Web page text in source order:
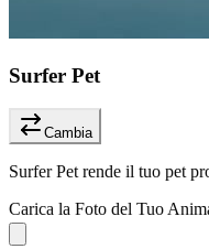
Surfer Pet
Cambia
Surfer Pet rende il tuo pet
Carica la Foto del Tuo